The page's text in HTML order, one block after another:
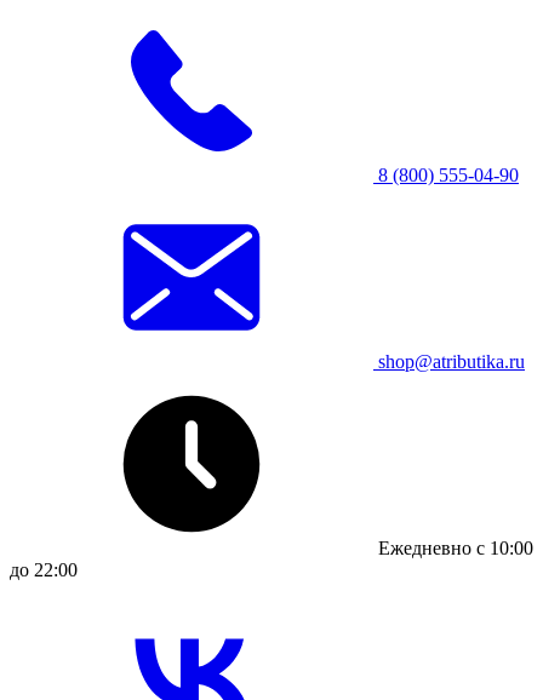
8 (800) 555-04-90
shop@atributika.ru
Ежедневно с 10:00
до 22:00